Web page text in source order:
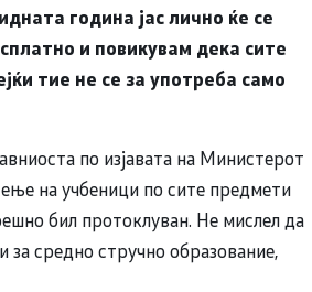
година јас лично ќе се
и повикувам дека сите
тие не се за употреба само
по изјавата на Министерот
на учбеници по сите предмети
бил протоклуван. Не мислел да
за средно стручно образование,